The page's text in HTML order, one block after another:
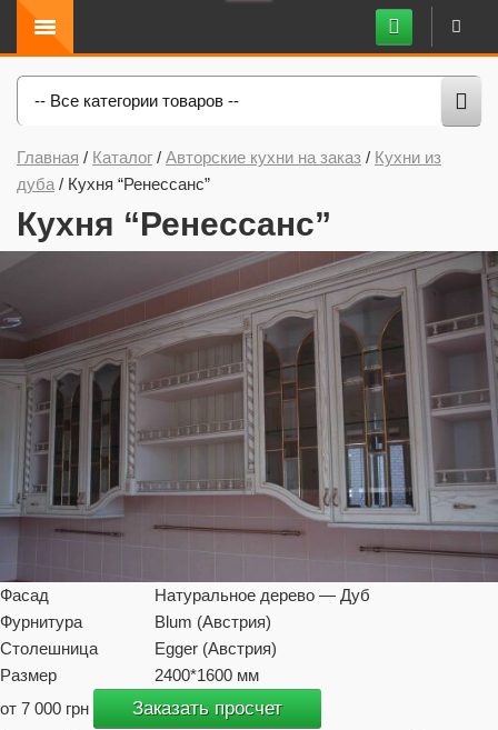
-- Все категории товаров --
Главная / Каталог / Авторские кухни на заказ / Кухни из
дуба / Кухня “Ренессанс”
Кухня “Ренессанс”
Фасад
Натуральное дерево — Дуб
Фурнитура
Blum (Австрия)
Столешница
Egger (Австрия)
Размер
2400*1600 мм
от 7 000 грн
Заказать просчет